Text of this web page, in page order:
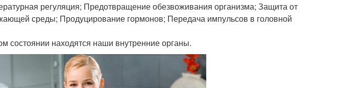
регуляция; Предотвращение обезвоживания организма; Защита от
среды; Продуцирование гормонов; Передача импульсов в головной
состоянии находятся наши внутренние органы.